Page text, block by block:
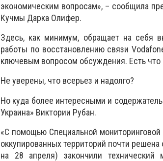
экономическим вопросам», – сообщила
Кучмы Дарка Олифер.
Здесь, как минимум, обращает на себя
работы по восстановлению связи
ключевым вопросом обсуждения. Есть что
Не уверены, что всерьез и надолго?
Но куда более интересными и
Украина» Виктории Рубан.
«С помощью Специальной
оккупированных территорий почти
на 28 апреля) закончили технический